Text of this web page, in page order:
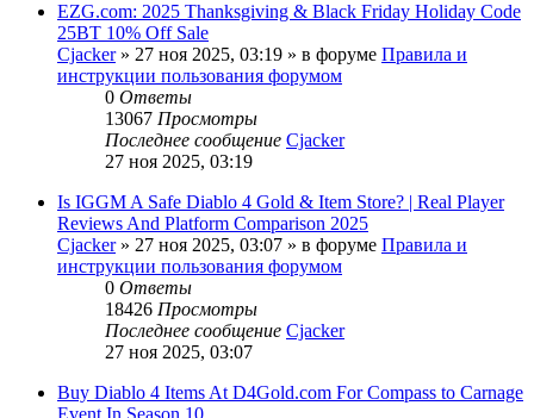
EZG.com: 2025 Thanksgiving & Black Friday Holiday Code
25BT 10% Off Sale
Cjacker» 27 ноя 2025, 03:19 » в форуме Правила и
инструкции пользования форумом
0 Ответы
13067 Просмотры
Последнее сообщение Cjacker
27 ноя 2025, 03:19
Is IGGM A Safe Diablo 4 Gold & Item Store? | Real Player
Reviews And Platform Comparison 2025
Cjacker» 27 ноя 2025, 03:07 » в форуме Правила и
инструкции пользования форумом
0 Ответы
18426 Просмотры
Последнее сообщение Cjacker
27 ноя 2025, 03:07
Buy Diablo 4 Items At D4Gold.com For Compass to Carnage